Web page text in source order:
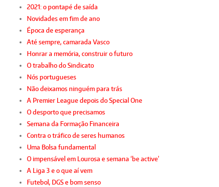
2021: o pontapé de saída
Novidades em fim de ano
Época de esperança
Até sempre, camarada Vasco
Honrar a memória, construir o futuro
O trabalho do Sindicato
Nós portugueses
Não deixamos ninguém para trás
A Premier League depois do Special One
O desporto que precisamos
Semana da Formação Financeira
Contra o tráfico de seres humanos
Uma Bolsa fundamental
O impensável em Lourosa e semana ‘be active’
A Liga 3 e o que aí vem
Futebol, DGS e bom senso